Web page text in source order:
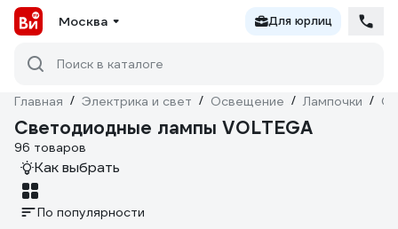
Москва Для юрлиц
Поиск в каталоге
Главная / Электрика и свет / Освещение / Лампочки /
Светодиодные лампы VOLTEGA
96 товаров
Как выбрать
По популярности